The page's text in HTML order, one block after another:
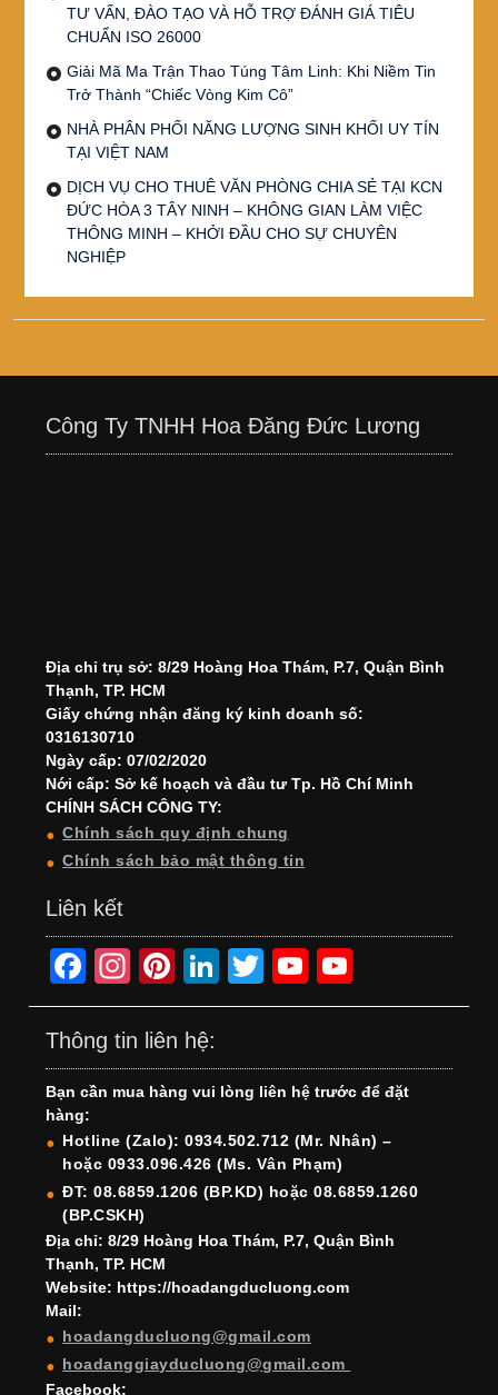
TƯ VẤN, ĐÀO TẠO VÀ HỖ TRỢ ĐÁNH GIÁ TIÊU
CHUẨN ISO 26000
Giải Mã Ma Trận Thao Túng Tâm Linh: Khi Niềm Tin
Trở Thành “Chiếc Vòng Kim Cô”
NHÀ PHÂN PHỐI NĂNG LƯỢNG SINH KHỐI UY TÍN
TẠI VIỆT NAM
DỊCH VỤ CHO THUÊ VĂN PHÒNG CHIA SẺ TẠI KCN
ĐỨC HÒA 3 TÂY NINH – KHÔNG GIAN LÀM VIỆC
THÔNG MINH – KHỞI ĐẦU CHO SỰ CHUYÊN
NGHIỆP
Công Ty TNHH Hoa Đăng Đức Lương
Địa chỉ trụ sở: 8/29 Hoàng Hoa Thám, P.7, Quận Bình
Thạnh, TP. HCM
Giấy chứng nhận đăng ký kinh doanh số:
0316130710
Ngày cấp: 07/02/2020
Nới cấp: Sở kế hoạch và đầu tư Tp. Hồ Chí Minh
CHÍNH SÁCH CÔNG TY:
Chính sách quy định chung
Chính sách bảo mật thông tin
Liên kết
F
a
c
e
b
o
o
k
In
st
a
gr
a
m
Pi
nt
er
e
st
Li
n
e
dI
n
T
wi
er
Y
o
T
u
b
e
o
T
u
b
e
h
Thông tin liên hệ:
Bạn cần mua hàng vui lòng liên hệ trước để đặt
hàng:
Hotline (Zalo): 0934.502.712 (Mr. Nhân) –
hoặc 0933.096.426 (Ms. Vân Phạm)
ĐT: 08.6859.1206 (BP.KD) hoặc 08.6859.1260
(BP.CSKH)
Địa chỉ: 8/29 Hoàng Hoa Thám, P.7, Quận Bình
Thạnh, TP. HCM
Website: https://hoadangducluong.com
Mail:
hoadangducluong@gmail.com
hoadanggiayducluong@gmail.com
Facebook: